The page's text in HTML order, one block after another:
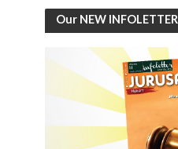
Our NEW INFOLETTER